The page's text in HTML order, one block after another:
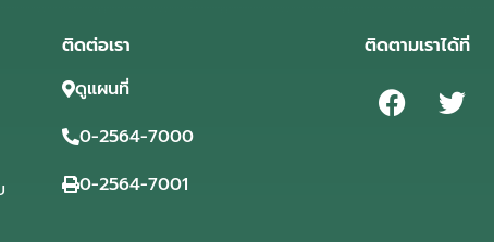
ติดต่อเรา
ดูแผนที่
0-2564-7000
0-2564-7001
ติดตามเราได้ที่